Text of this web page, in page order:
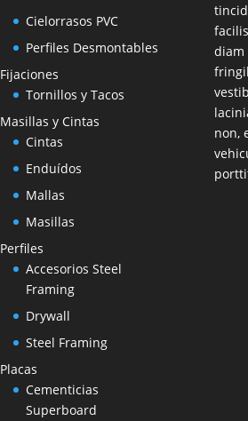
Cielorrasos PVC
Perfiles Desmontables
Fijaciones
Tornillos y Tacos
Masillas y Cintas
Cintas
Enduídos
Mallas
Masillas
Perfiles
Accesorios Steel
Framing
Drywall
Steel Framing
Placas
Cementicias
Superboard
diam
non,